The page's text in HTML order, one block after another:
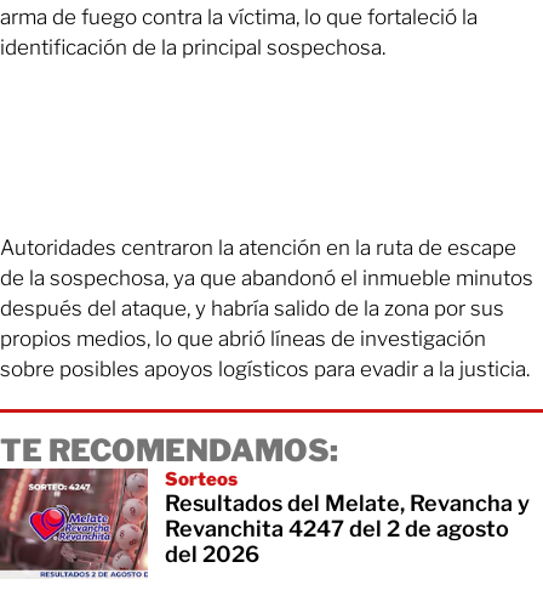
arma de fuego contra la víctima, lo que fortaleció la
identificación de la principal sospechosa.
Autoridades centraron la atención en la ruta de escape
de la sospechosa, ya que abandonó el inmueble minutos
después del ataque, y habría salido de la zona por sus
propios medios, lo que abrió líneas de investigación
sobre posibles apoyos logísticos para evadir a la justicia.
TE RECOMENDAMOS:
Sorteos
Resultados del Melate, Revancha y
Revanchita 4247 del 2 de agosto
del 2026